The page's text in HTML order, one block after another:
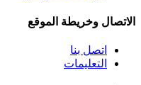
الاتصال وخريطة الموقع
اتصل بنا
التعليمات